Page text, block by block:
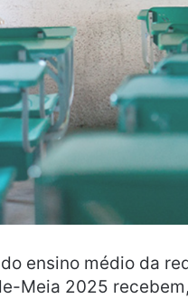
ensino médio da
Meia 2025